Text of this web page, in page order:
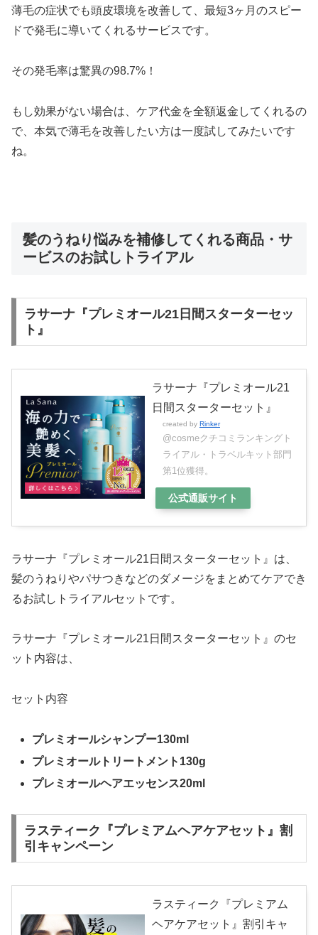
薄毛の症状でも頭皮環境を改善して、最短3ヶ月のスピー
ドで発毛に導いてくれるサービスです。
その発毛率は驚異の98.7%！
もし効果がない場合は、ケア代金を全額返金してくれるの
で、本気で薄毛を改善したい方は一度試してみたいです
ね。
髪のうねり悩みを補修してくれる商品・サ
ービスのお試しトライアル
ラサーナ『プレミオール21日間スターターセッ
ト』
ラサーナ『プレミオール21
日間スターターセット』
created by Rinker
@cosmeクチコミランキングト
ライアル・トラベルキット部門
第1位獲得。
公式通販サイト
ラサーナ『プレミオール21日間スターターセット』は、
髪のうねりやパサつきなどのダメージをまとめてケアでき
るお試しトライアルセットです。
ラサーナ『プレミオール21日間スターターセット』のセ
ット内容は、
セット内容
プレミオールシャンプー130ml
プレミオールトリートメント130g
プレミオールヘアエッセンス20ml
ラスティーク『プレミアムヘアケアセット』割
引キャンペーン
ラスティーク『プレミアム
ヘアケアセット』割引キャ